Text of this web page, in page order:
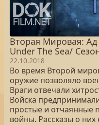
Вторая Мировая:
Under The Sea/
22.10.2018
Во время Второй
оружие позволяло
Враги отвечали
Войска
простые и отчаянные
войны. Рассказы о них